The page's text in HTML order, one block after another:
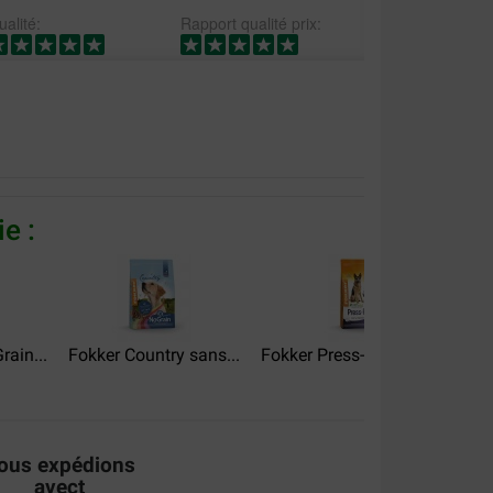
Rapport qualité prix:
:
Fokker Country sans... Fokker Press-Fit pour chien
expédions
avect